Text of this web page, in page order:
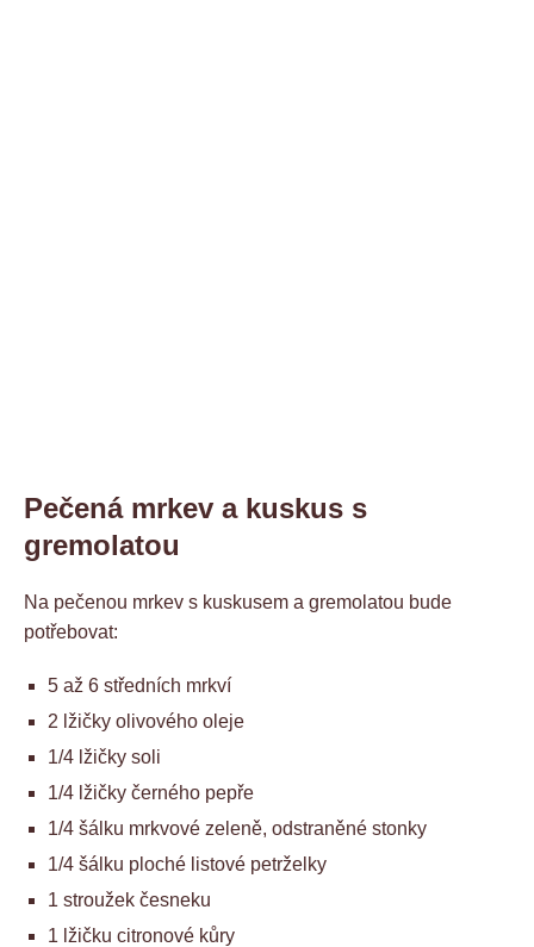
Pečená mrkev a kuskus s
gremolatou
Na pečenou mrkev s kuskusem a gremolatou bude
potřebovat:
5 až 6 středních mrkví
2 lžičky olivového oleje
1/4 lžičky soli
1/4 lžičky černého pepře
1/4 šálku mrkvové zeleně, odstraněné stonky
1/4 šálku ploché listové petrželky
1 stroužek česneku
1 lžičku citronové kůry